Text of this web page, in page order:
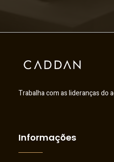
Trabalha com as lideranças do
Informações